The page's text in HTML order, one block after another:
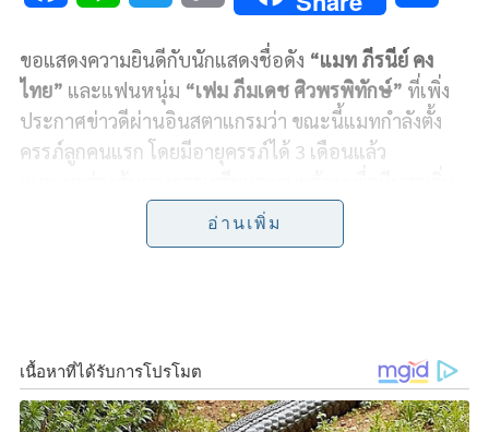
c
e
b
n
e
i
t
t
e
r
p
y
L
i
n
a
r
ขอแสดงความยินดีกับนักแสดงชื่อดัง “แมท ภีรนีย์ คง
ไทย” และแฟนหนุ่ม “เฟม ภีมเดช ศิวพรพิทักษ์” ที่เพิ่ง
ประกาศข่าวดีผ่านอินสตาแกรมว่า ขณะนี้แมทกำลังตั้ง
ครรภ์ลูกคนแรก โดยมีอายุครรภ์ได้ 3 เดือนแล้ว
ต้นเมื่อประมาณ 2 ปีก่อน ขณะนั้นเธอได้เข้ารับคำปรึกษา
จาก รศ. นพ.ภัทรภูมิ โพธิ์พงษ์ แพทย์ผู้เชี่ยวชาญด้าน
จำนวนไข่ที่เหลืออยู่และการทำงานของรังไข่ที่ลดลง
แมทตัดสินใจฝากไข่ไว้ในตอนนั้น พร้อมเริ่มดูแลสุขภาพ
อ่านเพิ่ม